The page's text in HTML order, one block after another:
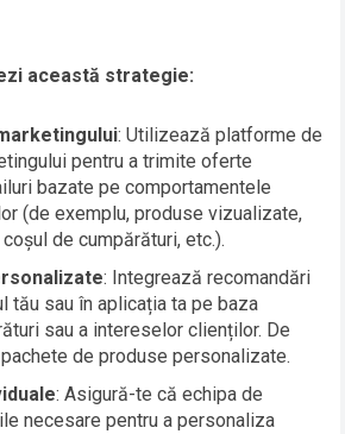
această strategie:
: Utilizează platforme de
pentru a trimite oferte
bazate pe comportamentele
(de exemplu, produse vizualizate,
de cumpărături, etc.).
: Integrează recomandări
tău sau în aplicația ta pe baza
sau a intereselor clienților. De
de produse personalizate.
: Asigură-te că echipa de
necesare pentru a personaliza